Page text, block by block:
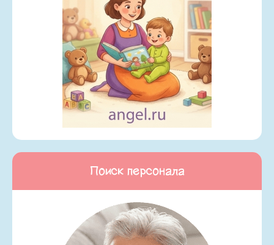
Поиск персонала